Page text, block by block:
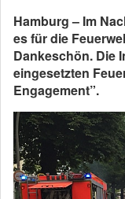
Hamburg – Im
es für die
Dankeschön. Die
eingesetzten
Engagement”.